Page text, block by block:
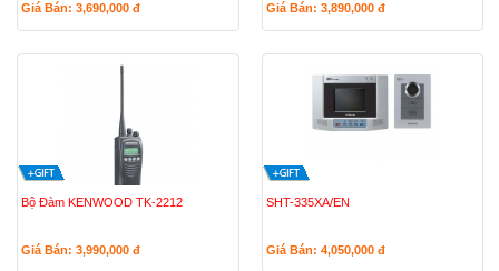
Giá Bán: 3,690,000 đ
Giá Bán: 3,890,000 đ
Bộ Đàm KENWOOD TK-2212
Giá Bán: 3,990,000 đ
SHT-335XA/EN
Giá Bán: 4,050,000 đ